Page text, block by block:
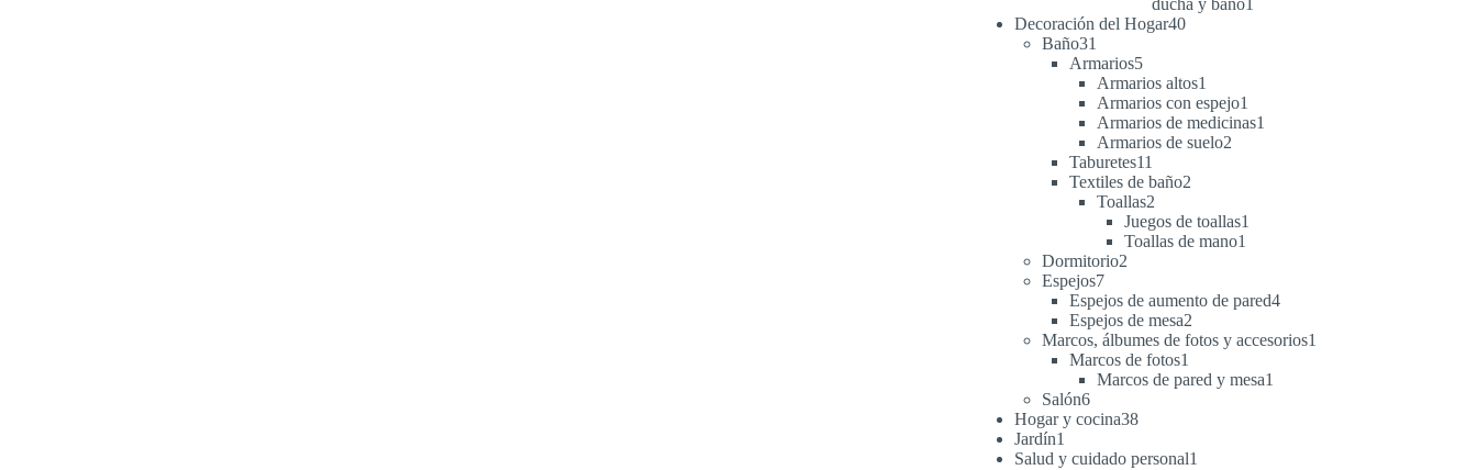
ducha y baño1
Decoración del Hogar4040
Baño31
productos
Armarios55
productos
Armarios altos1
producto
Armarios con espejo1
producto
Armarios de medicinas1
Armarios de suelo2
Taburetes11
productos
Textiles de baño2
Toallas2
productos
Juegos de toallas1
Toallas de mano1
Dormitorio2
Espejos77
productos
Espejos de aumento de pared44
Espejos de mesa2
productos
Marcos, álbumes de fotos y accesorios1
Marcos de fotos1
producto
Marcos de pared y mesa1
Salón66
productos
Hogar y cocina3838
Jardín1
producto
Salud y cuidado personal1